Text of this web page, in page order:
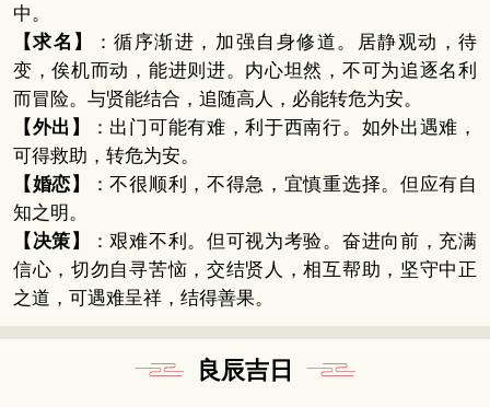
中。
【求名】
：循序渐进，加强自身修道。居静观动，待
变，俟机而动，能进则进。内心坦然，不可为追逐名利
而冒险。与贤能结合，追随高人，必能转危为安。
【外出】
：出门可能有难，利于西南行。如外出遇难，
可得救助，转危为安。
【婚恋】
：不很顺利，不得急，宜慎重选择。但应有自
知之明。
【决策】
：艰难不利。但可视为考验。奋进向前，充满
信心，切勿自寻苦恼，交结贤人，相互帮助，坚守中正
之道，可遇难呈祥，结得善果。
良辰吉日